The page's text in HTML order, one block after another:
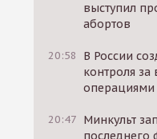
выступил
абортов
20:58
В России
контроля
операциями
20:47 Минкульт
последнего